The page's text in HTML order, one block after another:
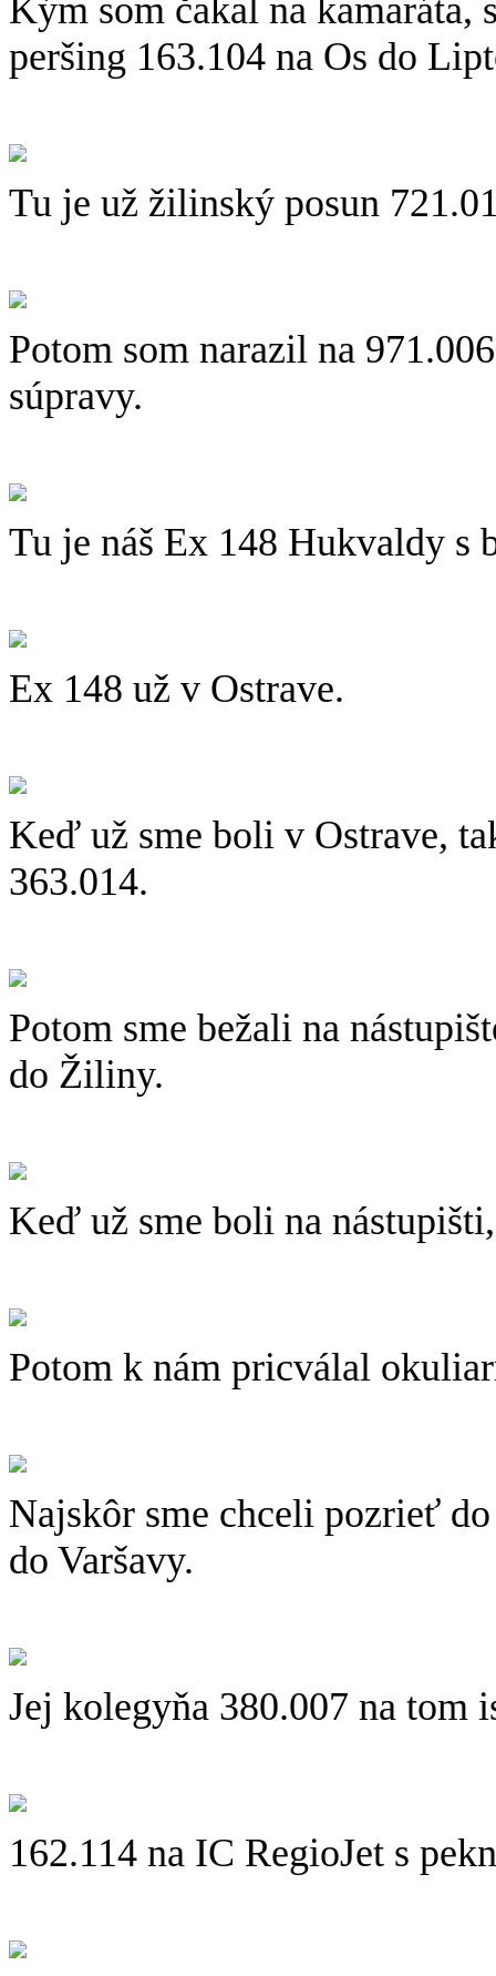
Kým som čakal na
peršing 163.104 na Os do
Tu je už žilinský posun
Potom som narazil na
súpravy.
Tu je náš Ex 148 Hukvaldy s
Ex 148 už v Ostrave.
Keď už sme boli v Ostrave,
363.014.
Potom sme bežali na
do Žiliny.
Keď už sme boli na
Potom k nám pricválal
Najskôr sme chceli pozrieť
do Varšavy.
Jej kolegyňa 380.007 na tom
162.114 na IC RegioJet s